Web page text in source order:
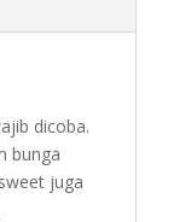
dicoba.
bunga
juga